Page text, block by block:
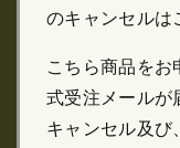
のキャンセルは
こちら商品をお
式受注メールが
キャンセル及び